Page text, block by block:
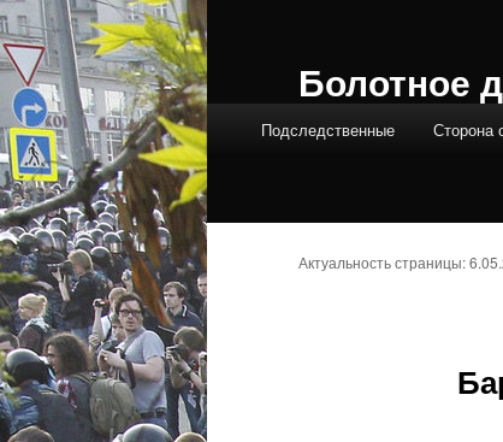
Болотное
Подследственные Сторона
Актуальность страницы: